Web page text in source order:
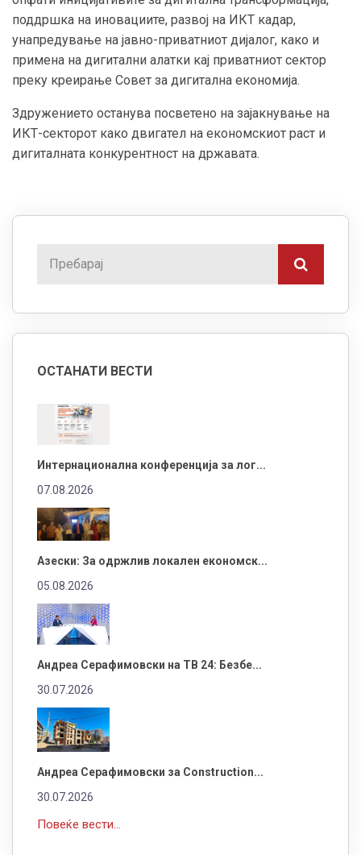
поддршка на иновациите, развој на ИКТ кадар,
унапредување на јавно-приватниот дијалог, како и
примена на дигитални алатки кај приватниот сектор
преку креирање Совет за дигитална економија.
Здружението останува посветено на зајакнување на
ИКТ-секторот како двигател на економскиот раст и
дигиталната конкурентност на државата.
ОСТАНАТИ ВЕСТИ
Интернационална конференција за лог...
07.08.2026
Азески: За одржлив локален економск...
05.08.2026
Андреа Серафимовски на ТВ 24: Безбе...
30.07.2026
Андреа Серафимовски за Construction...
30.07.2026
Повеќе вести...